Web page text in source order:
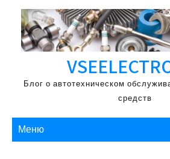
Перейти
содержимому
Блог о автотехническом
средств
Меню